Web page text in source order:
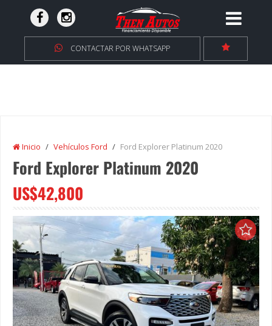
CONTACTAR POR WHATSAPP
Inicio Vehículos Ford Ford Explorer Platinum 2020
Ford Explorer Platinum 2020
US$42,800